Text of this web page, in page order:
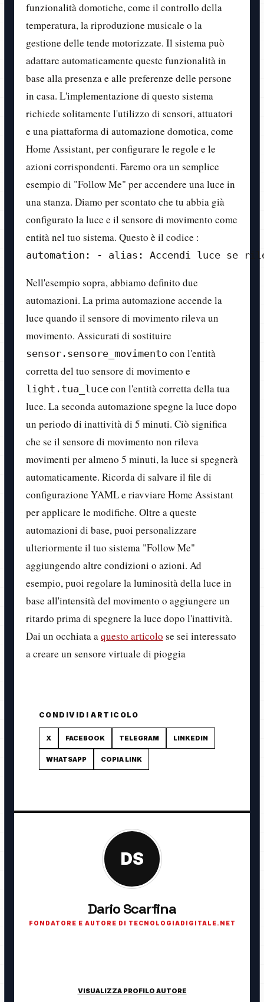
funzionalità domotiche, come il controllo della
temperatura, la riproduzione musicale o la
gestione delle tende motorizzate. Il sistema può
adattare automaticamente queste funzionalità in
base alla presenza e alle preferenze delle persone
in casa. L'implementazione di questo sistema
richiede solitamente l'utilizzo di sensori, attuatori
e una piattaforma di automazione domotica, come
Home Assistant, per configurare le regole e le
azioni corrispondenti. Faremo ora un semplice
esempio di "Follow Me" per accendere una luce in
una stanza. Diamo per scontato che tu abbia già
configurato la luce e il sensore di movimento come
entità nel tuo sistema. Questo è il codice :
automation: - alias: Accendi luce se
Nell'esempio sopra, abbiamo definito due
automazioni. La prima automazione accende la
luce quando il sensore di movimento rileva un
movimento. Assicurati di sostituire
sensor.sensore_movimento con l'entità
corretta del tuo sensore di movimento e
light.tua_luce con l'entità corretta della tua
luce. La seconda automazione spegne la luce dopo
un periodo di inattività di 5 minuti. Ciò significa
che se il sensore di movimento non rileva
movimenti per almeno 5 minuti, la luce si spegnerà
automaticamente. Ricorda di salvare il file di
configurazione YAML e riavviare Home Assistant
per applicare le modifiche. Oltre a queste
automazioni di base, puoi personalizzare
ulteriormente il tuo sistema "Follow Me"
aggiungendo altre condizioni o azioni. Ad
esempio, puoi regolare la luminosità della luce in
base all'intensità del movimento o aggiungere un
ritardo prima di spegnere la luce dopo l'inattività.
Dai un occhiata aquesto articolo se sei interessato
a creare un sensore virtuale di pioggia
CONDIVIDI ARTICOLO
X FACEBOOK TELEGRAM LINKEDIN
WHATSAPP COPIA LINK
DS
Dario Scarfina
FONDATORE E AUTORE DI TECNOLOGIADIGITALE.NET
VISUALIZZA PROFILO AUTORE